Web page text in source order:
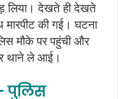
लिया। देखते ही देखते
की गई। घटना
मौके पर पहुंची और
थाने ले आई।
पुलिस